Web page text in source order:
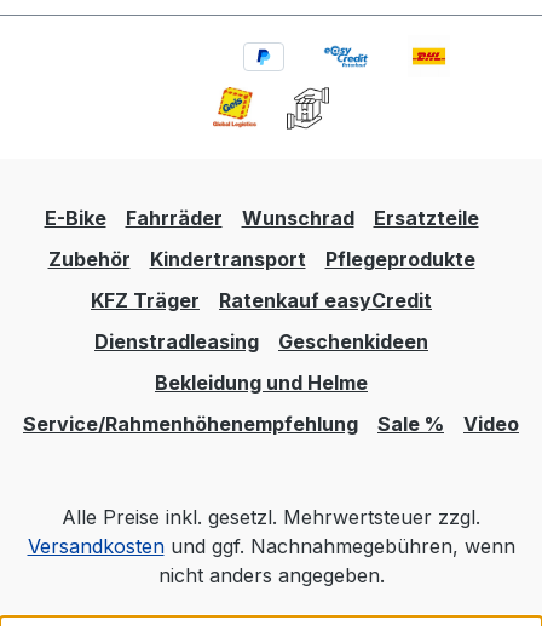
E-Bike Fahrräder Wunschrad
Ersatzteile
Zubehör
Kindertransport
Pflegeprodukte
KFZ Träger
Ratenkauf easyCredit
Dienstradleasing
Geschenkideen
Bekleidung und Helme
Service/Rahmenhöhenempfehlung
Sale % Video
Alle Preise inkl. gesetzl. Mehrwertsteuer zzgl.
Versandkostenund ggf. Nachnahmegebühren, wenn
nicht anders angegeben.